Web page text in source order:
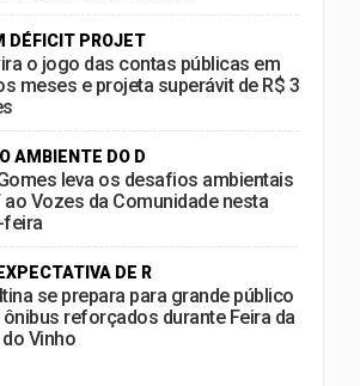
DÉFICIT PROJET
o jogo das contas públicas em
meses e projeta superávit de R$ 3
AMBIENTE DO D
leva os desafios ambientais
ao Vozes da Comunidade nesta
feira
DE R
se prepara para grande público
ônibus reforçados durante Feira da
do Vinho